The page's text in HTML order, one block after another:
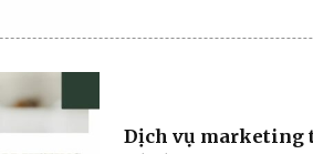
Dịch vụ marketing